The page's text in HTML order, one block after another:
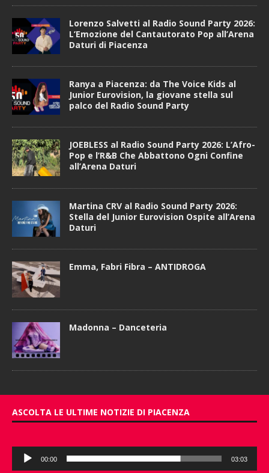
Lorenzo Salvetti al Radio Sound Party 2026:
L’Emozione del Cantautorato Pop all’Arena
Daturi di Piacenza
Ranya a Piacenza: da The Voice Kids al
Junior Eurovision, la giovane stella sul
palco del Radio Sound Party
JOEBLESS al Radio Sound Party 2026: L’Afro-
Pop e l’R&B Che Abbattono Ogni Confine
all’Arena Daturi
Martina CRV al Radio Sound Party 2026:
Stella del Junior Eurovision Ospite all’Arena
Daturi
Emma, Fabri Fibra – ANTIDROGA
Madonna – Danceteria
ASCOLTA LE ULTIME NOTIZIE DI PIACENZA
Audio
Player
00:00 03:03